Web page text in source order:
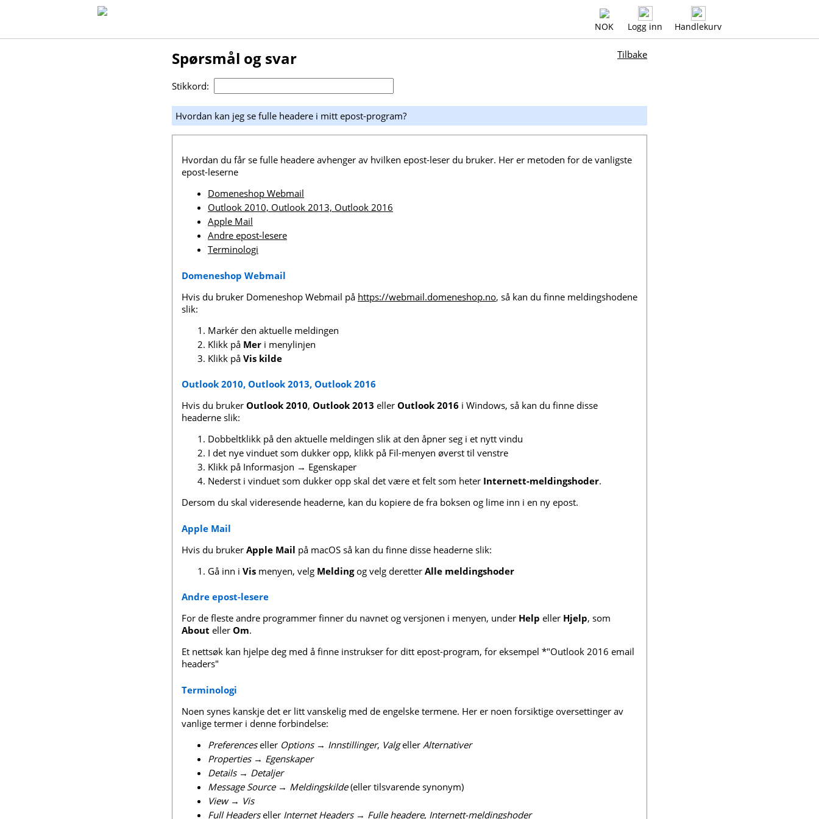
NOK Logg inn Handlekurv
Spørsmål og svar Tilbake
Stikkord:
Hvordan kan jeg se fulle headere i mitt epost-program?
Hvordan du får se fulle headere avhenger av hvilken epost-leser du bruker. Her er metoden for de vanligste
epost-leserne
Domeneshop Webmail
Outlook 2010, Outlook 2013, Outlook 2016
Apple Mail
Andre epost-lesere
Terminologi
Domeneshop Webmail
Hvis du bruker Domeneshop Webmail på https://webmail.domeneshop.no, så kan du finne meldingshodene
slik:
Markér den aktuelle meldingen
Klikk på Mer i menylinjen
Klikk på Vis kilde
Outlook 2010, Outlook 2013, Outlook 2016
Hvis du bruker Outlook 2010, Outlook 2013 eller Outlook 2016 i Windows, så kan du finne disse
headerne slik:
Dobbeltklikk på den aktuelle meldingen slik at den åpner seg i et nytt vindu
I det nye vinduet som dukker opp, klikk på Fil-menyen øverst til venstre
Klikk på Informasjon → Egenskaper
Nederst i vinduet som dukker opp skal det være et felt som heter Internett-meldingshoder.
Dersom du skal videresende headerne, kan du kopiere de fra boksen og lime inn i en ny epost.
Apple Mail
Hvis du bruker Apple Mail på macOS så kan du finne disse headerne slik:
Gå inn i Vis menyen, velg Meldingog velg deretter Alle meldingshoder
Andre epost-lesere
For de fleste andre programmer finner du navnet og versjonen i menyen, under Help eller Hjelp, som
About eller Om.
Et nettsøk kan hjelpe deg med å finne instrukser for ditt epost-program, for eksempel *"Outlook 2016 email
headers"
Terminologi
Noen synes kanskje det er litt vanskelig med de engelske termene. Her er noen forsiktige oversettinger av
vanlige termer i denne forbindelse:
Preferenceseller Options→ Innstillinger, Valgeller Alternativer
Properties→ Egenskaper
Details→ Detaljer
Message Source→ Meldingskilde(eller tilsvarende synonym)
View→ Vis
Full Headerseller Internet Headers→ Fulle headere, Internett-meldingshoder